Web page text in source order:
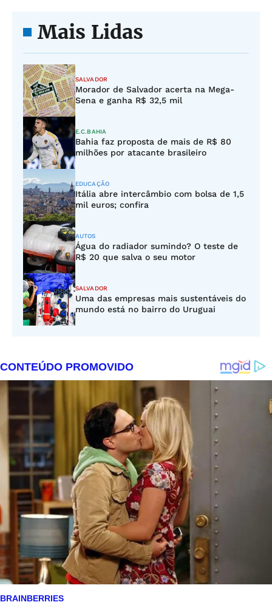
Mais Lidas
SALVADOR
Morador de Salvador acerta na Mega-
Sena e ganha R$ 32,5 mil
E.C.BAHIA
Bahia faz proposta de mais de R$ 80
milhões por atacante brasileiro
EDUCAÇÃO
Itália abre intercâmbio com bolsa de 1,5
mil euros; confira
AUTOS
Água do radiador sumindo? O teste de
R$ 20 que salva o seu motor
SALVADOR
Uma das empresas mais sustentáveis do
mundo está no bairro do Uruguai